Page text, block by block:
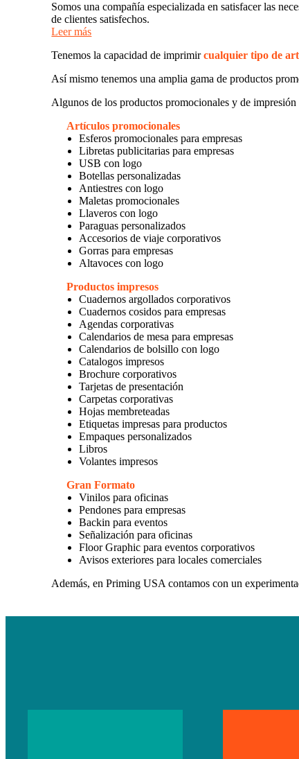
Somos una compañía especializada en satisfacer las
de clientes satisfechos.
Leer más
Tenemos la capacidad de imprimircualquier tipo de
Así mismo tenemos una amplia gama de productos
Algunos de los productos promocionales y de
Artículos promocionales
Esferos promocionales para empresas
Libretas publicitarias para empresas
USB con logo
Botellas personalizadas
Antiestres con logo
Maletas promocionales
Llaveros con logo
Paraguas personalizados
Accesorios de viaje corporativos
Gorras para empresas
Altavoces con logo
Productos impresos
Cuadernos argollados corporativos
Cuadernos cosidos para empresas
Agendas corporativas
Calendarios de mesa para empresas
Calendarios de bolsillo con logo
Catalogos impresos
Brochure corporativos
Tarjetas de presentación
Carpetas corporativas
Hojas membreteadas
Etiquetas impresas para productos
Empaques personalizados
Libros
Volantes impresos
Gran Formato
Vinilos para oficinas
Pendones para empresas
Backin para eventos
Señalización para oficinas
Floor Graphic para eventos corporativos
Avisos exteriores para locales comerciales
Además, en Priming USA contamos con un